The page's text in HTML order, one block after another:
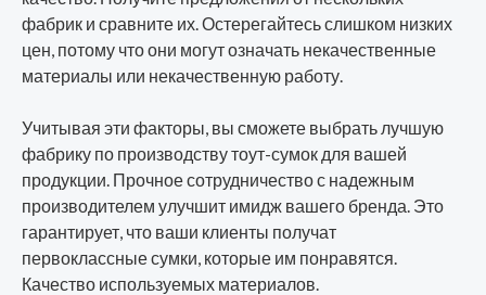
фабрик и сравните их. Остерегайтесь слишком низких
цен, потому что они могут означать некачественные
материалы или некачественную работу.
Учитывая эти факторы, вы сможете выбрать лучшую
фабрику по производству тоут-сумок для вашей
продукции. Прочное сотрудничество с надежным
производителем улучшит имидж вашего бренда. Это
гарантирует, что ваши клиенты получат
первоклассные сумки, которые им понравятся.
Качество используемых материалов.